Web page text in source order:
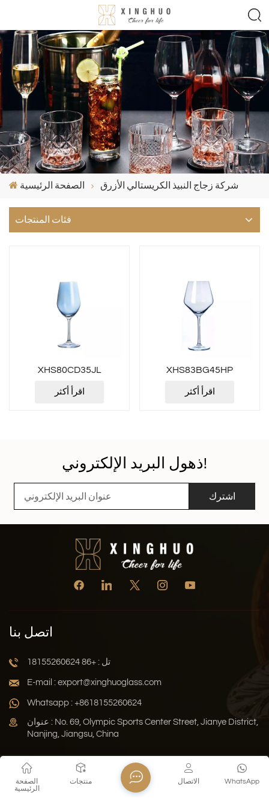
الصفحة الرئيسية شركة زجاج النبيذ الكريستالي الأزرق
فئات المنتجات
XHS80CD35JL
اقرأ أكثر
XHS83BG45HP
اقرأ أكثر
ذهول البريد الإلكتروني!
اشترك
اتصل بنا
تل : +86 18155260624
E-mail : export@xinghuoglass.com
Whatsapp : +8618155260624
عنوان : No. 69, Olympic Sports Center Street, Jianye District,
Nanjing, Jiangsu, China
Xml سياسة الخصوصية المدونة
خريطة الموقع
حقوق النشر © 2026 Jiangsu Xinghuo Technology Co., Ltd. جميع
الصفحة
الرئيسية
منتجات WhatsApp الاتصال